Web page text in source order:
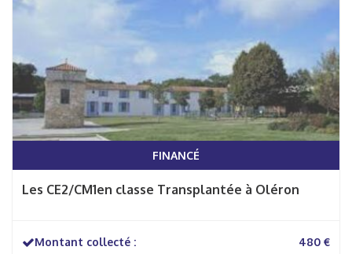
FINANCÉ
Les CE2/CM1en classe Transplantée à Oléron
Montant collecté : 480 €